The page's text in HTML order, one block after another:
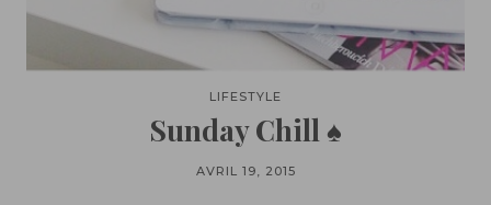
LIFESTYLE
Sunday Chill ♠
AVRIL 19, 2015